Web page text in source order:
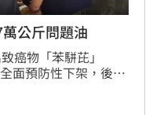
公斤問題油
癌物「苯駢芘」
面預防性下架，後端
」，針對當時公布之